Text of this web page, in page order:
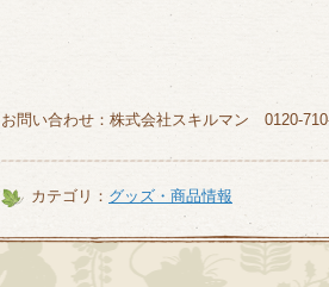
お問い合わせ：株式会社スキルマン 0120-
カテゴリ： グッズ・商品情報